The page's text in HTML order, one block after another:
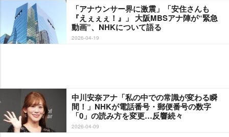
「アナウンサー界に激震」「安住さんも
『えぇぇぇ！』」 大阪MBSアナ陣が“緊急
動画”、NHKについて語る
2026-04-19
中川安奈アナ「私の中での常識が変わる瞬
間！」NHKが電話番号・郵便番号の数字
「0」の読み方を変更…反響続々
2026-04-09